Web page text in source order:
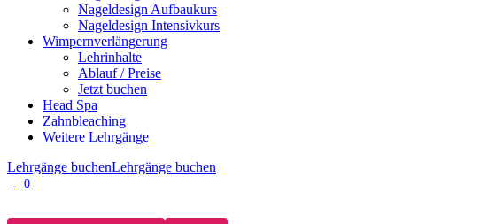
Nageldesign Aufbaukurs
Nageldesign Intensivkurs
Wimpernverlängerung
Lehrinhalte
Ablauf / Preise
Jetzt buchen
Head Spa
Zahnbleaching
Weitere Lehrgänge
Lehrgänge buchenLehrgänge buchen
0